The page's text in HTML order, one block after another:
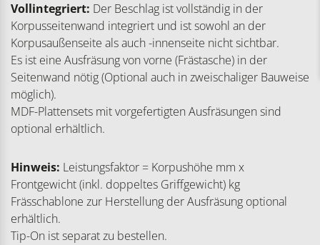
Vollintegriert: Der Beschlag ist vollständig in der
Korpusseitenwand integriert und ist sowohl an der
Korpusaußenseite als auch -innenseite nicht sichtbar.
Es ist eine Ausfräsung von vorne (Frästasche) in der
Seitenwand nötig (Optional auch in zweischaliger Bauweise
möglich).
MDF-Plattensets mit vorgefertigten Ausfräsungen sind
optional erhältlich.
Hinweis: Leistungsfaktor = Korpushöhe mm x
Frontgewicht (inkl. doppeltes Griffgewicht) kg
Frässchablone zur Herstellung der Ausfräsung optional
erhältlich.
Tip-On ist separat zu bestellen.